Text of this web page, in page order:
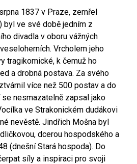
1837 v Praze, zemřel
byl ve své době jedním z
divadla v oboru vážných
Vrcholem jeho
tragikomické, k čemuž ho
a drobná postava. Za svého
více než 500 postav a do
nesmazatelně zapsal jako
ve Strakonickém dudákovi
nevěstě. Jindřich Mošna byl
dcerou hospodského a
(dnešní Stará hospoda). Do
síly a inspiraci pro svoji